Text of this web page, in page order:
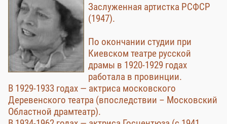
Заслуженная артистка РСФСР
(1947).
По окончании студии при
Киевском театре русской
драмы в 1920-1929 годах
работала в провинции.
В 1929-1933 годах — актриса московского
Деревенского театра (впоследствии – Московский
Областной драмтеатр).